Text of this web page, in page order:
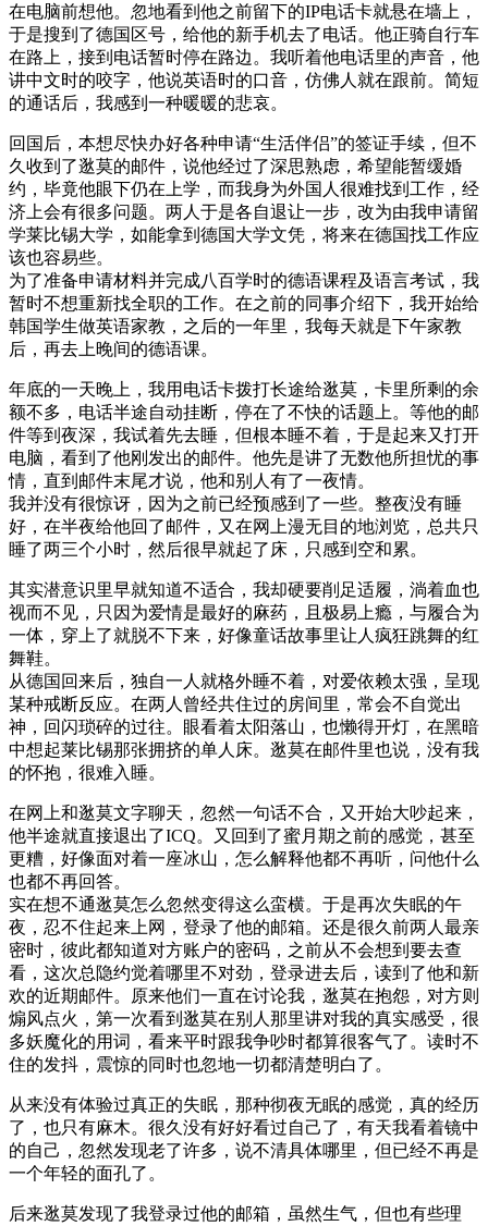
在电脑前想他。忽地看到他之前留下的IP电话卡就悬在墙上，
于是搜到了德国区号，给他的新手机去了电话。他正骑自行车
在路上，接到电话暂时停在路边。我听着他电话里的声音，他
讲中文时的咬字，他说英语时的口音，仿佛人就在跟前。简短
的通话后，我感到一种暖暖的悲哀。
回国后，本想尽快办好各种申请“生活伴侣”的签证手续，但不
久收到了逖莫的邮件，说他经过了深思熟虑，希望能暂缓婚
约，毕竟他眼下仍在上学，而我身为外国人很难找到工作，经
济上会有很多问题。两人于是各自退让一步，改为由我申请留
学莱比锡大学，如能拿到德国大学文凭，将来在德国找工作应
该也容易些。
为了准备申请材料并完成八百学时的德语课程及语言考试，我
暂时不想重新找全职的工作。在之前的同事介绍下，我开始给
韩国学生做英语家教，之后的一年里，我每天就是下午家教
后，再去上晚间的德语课。
年底的一天晚上，我用电话卡拨打长途给逖莫，卡里所剩的余
额不多，电话半途自动挂断，停在了不快的话题上。等他的邮
件等到夜深，我试着先去睡，但根本睡不着，于是起来又打开
电脑，看到了他刚发出的邮件。他先是讲了无数他所担忧的事
情，直到邮件末尾才说，他和别人有了一夜情。
我并没有很惊讶，因为之前已经预感到了一些。整夜没有睡
好，在半夜给他回了邮件，又在网上漫无目的地浏览，总共只
睡了两三个小时，然后很早就起了床，只感到空和累。
其实潜意识里早就知道不适合，我却硬要削足适履，淌着血也
视而不见，只因为爱情是最好的麻药，且极易上瘾，与履合为
一体，穿上了就脱不下来，好像童话故事里让人疯狂跳舞的红
舞鞋。
从德国回来后，独自一人就格外睡不着，对爱依赖太强，呈现
某种戒断反应。在两人曾经共住过的房间里，常会不自觉出
神，回闪琐碎的过往。眼看着太阳落山，也懒得开灯，在黑暗
中想起莱比锡那张拥挤的单人床。逖莫在邮件里也说，没有我
的怀抱，很难入睡。
在网上和逖莫文字聊天，忽然一句话不合，又开始大吵起来，
他半途就直接退出了ICQ。又回到了蜜月期之前的感觉，甚至
更糟，好像面对着一座冰山，怎么解释他都不再听，问他什么
也都不再回答。
实在想不通逖莫怎么忽然变得这么蛮横。于是再次失眠的午
夜，忍不住起来上网，登录了他的邮箱。还是很久前两人最亲
密时，彼此都知道对方账户的密码，之前从不会想到要去查
看，这次总隐约觉着哪里不对劲，登录进去后，读到了他和新
欢的近期邮件。原来他们一直在讨论我，逖莫在抱怨，对方则
煽风点火，第一次看到逖莫在别人那里讲对我的真实感受，很
多妖魔化的用词，看来平时跟我争吵时都算很客气了。读时不
住的发抖，震惊的同时也忽地一切都清楚明白了。
从来没有体验过真正的失眠，那种彻夜无眠的感觉，真的经历
了，也只有麻木。很久没有好好看过自己了，有天我看着镜中
的自己，忽然发现老了许多，说不清具体哪里，但已经不再是
一个年轻的面孔了。
后来逖莫发现了我登录过他的邮箱，虽然生气，但也有些理